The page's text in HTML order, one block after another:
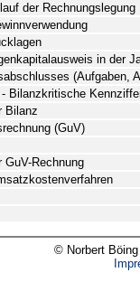
der Rechnungslegung
in der
(Aufgaben,
Bilanzkritische
Bilanz
(GuV)
Rechnung
© Norbert